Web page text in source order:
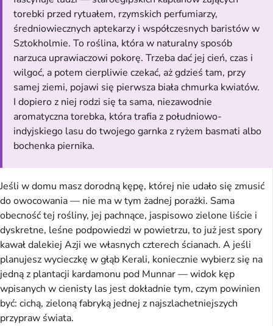
torebki przed rytuałem, rzymskich perfumiarzy,
średniowiecznych aptekarzy i współczesnych baristów w
Sztokholmie. To roślina, która w naturalny sposób
narzuca uprawiaczowi pokorę. Trzeba dać jej cień, czas i
wilgoć, a potem cierpliwie czekać, aż gdzieś tam, przy
samej ziemi, pojawi się pierwsza biała chmurka kwiatów.
I dopiero z niej rodzi się ta sama, niezawodnie
aromatyczna torebka, która trafia z południowo-
indyjskiego lasu do twojego garnka z ryżem basmati albo
bochenka piernika.
Jeśli w domu masz dorodną kępę, której nie udało się zmusić
do owocowania — nie ma w tym żadnej porażki. Sama
obecność tej rośliny, jej pachnące, jaspisowo zielone liście i
dyskretne, leśne podpowiedzi w powietrzu, to już jest spory
kawał dalekiej Azji we własnych czterech ścianach. A jeśli
planujesz wycieczkę w głąb Kerali, koniecznie wybierz się na
jedną z plantacji kardamonu pod Munnar — widok kęp
wpisanych w cienisty las jest dokładnie tym, czym powinien
być: cichą, zieloną fabryką jednej z najszlachetniejszych
przypraw świata.